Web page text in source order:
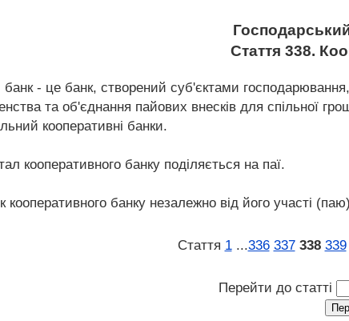
Стаття 338.
- це банк, створений суб'єктами
та об'єднання пайових внесків для спільної
кооперативні банки.
кооперативного банку поділяється на паї.
банку незалежно від його участі
Стаття 1 ...336 337 338 339
Перейти до статті